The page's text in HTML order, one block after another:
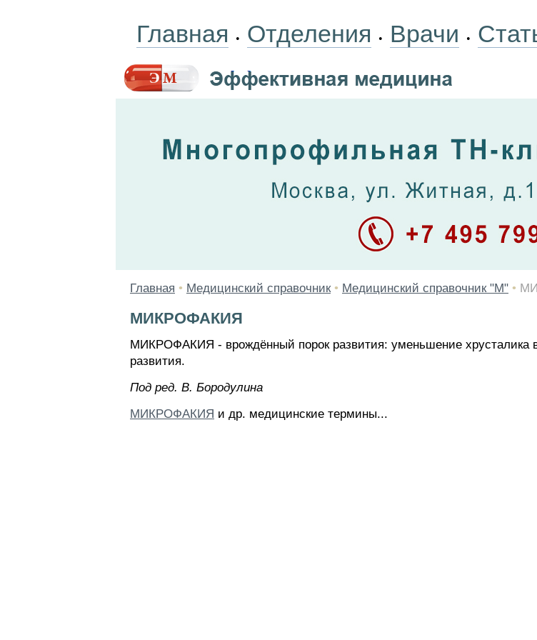
Главная • Отделения • Врачи •
Главная • Медицинский справочник • Медицинский справочник "М" •
МИКРОФАКИЯ
МИКРОФАКИЯ - врождённый порок развития: уменьшение хрусталика в
развития.
Пoд peд. B. Бopoдyлинa
МИКРОФАКИЯ и др. медицинские термины...